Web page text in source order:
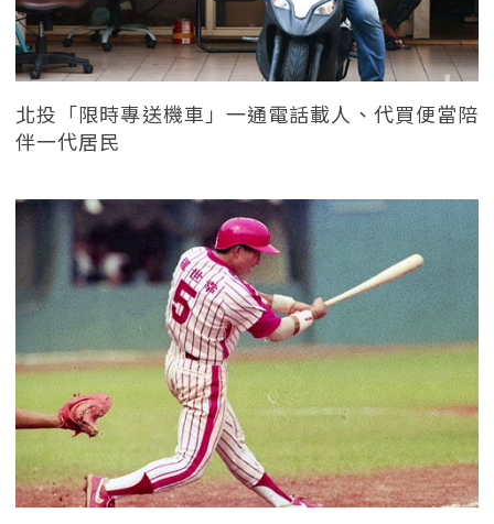
北投「限時專送機車」一通電話載人、代買便當陪
伴一代居民